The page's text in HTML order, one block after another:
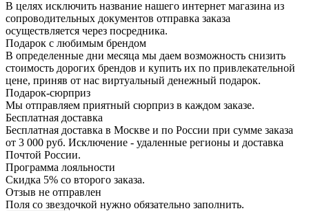
В целях исключить название нашего интернет магазина из
сопроводительных документов отправка заказа
осуществляется через посредника.
Подарок с любимым брендом
В определенные дни месяца мы даем возможность снизить
стоимость дорогих брендов и купить их по привлекательной
цене, приняв от нас виртуальный денежный подарок.
Подарoк-сюрприз
Мы отправляем приятный сюрприз в каждом заказе.
Бесплатная доставка
Бесплатная доставка в Москве и по России при сумме заказа
от 3 000 руб. Исключение - удаленные регионы и доставка
Почтой России.
Программа лояльности
Скидка 5% со второго заказа.
Отзыв не отправлен
Поля со звездочкой нужно обязательно заполнить.